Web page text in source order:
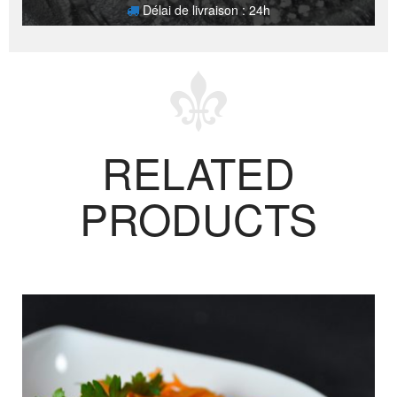
Délai de livraison : 24h
RELATED
PRODUCTS